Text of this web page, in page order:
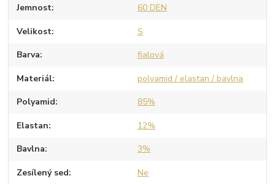
Jemnost 60 DEN
Velikost S
Barva fialová
Materiál polyamid / elastan / bavlna
Polyamid 85%
Elastan 12%
Bavlna 3%
Zesílený sed Ne